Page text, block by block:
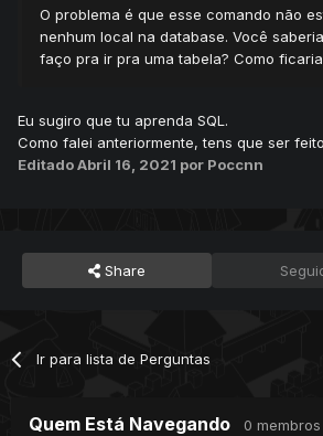
O problema é que esse comando não
nenhum local na database. Você
faço pra ir pra uma tabela? Como
Eu sugiro que tu aprenda SQL.
Como falei anteriormente, tens que ser
EditadoAbril 16, 2021 por Poccnn
Share
Ir para lista de Perguntas
Quem Está Navegando 0